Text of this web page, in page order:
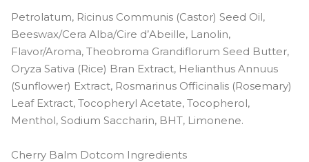
Petrolatum, Ricinus Communis (Castor) Seed Oil,
Beeswax/Cera Alba/Cire d’Abeille, Lanolin,
Flavor/Aroma, Theobroma Grandiflorum Seed Butter,
Oryza Sativa (Rice) Bran Extract, Helianthus Annuus
(Sunflower) Extract, Rosmarinus Officinalis (Rosemary)
Leaf Extract, Tocopheryl Acetate, Tocopherol,
Menthol, Sodium Saccharin, BHT, Limonene.
Cherry Balm Dotcom Ingredients